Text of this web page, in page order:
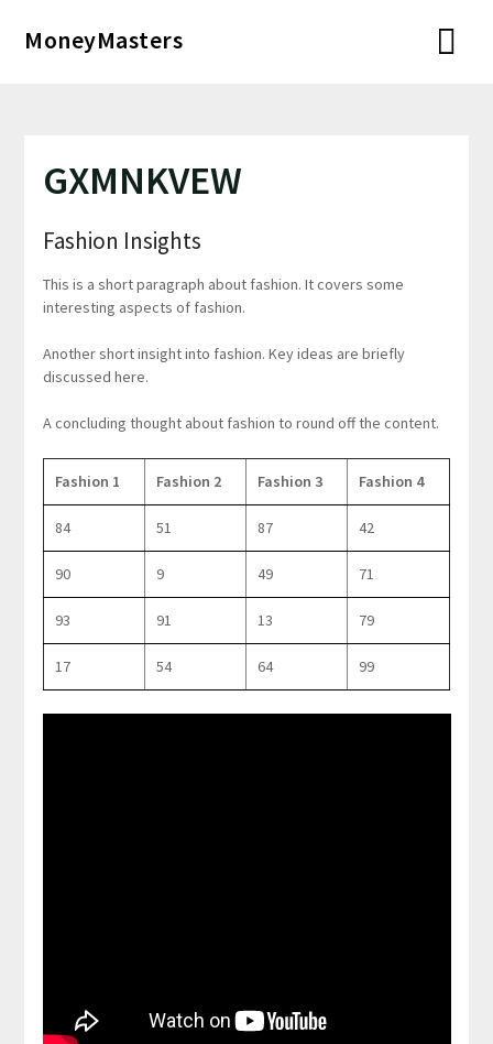
MoneyMasters
GXMNKVEW
Fashion Insights
This is a short paragraph about fashion. It covers some
interesting aspects of fashion.
Another short insight into fashion. Key ideas are briefly
discussed here.
A concluding thought about fashion to round off the content.
Fashion 1 Fashion 2 Fashion 3 Fashion 4
84 51 87 42
90 9 49 71
93 91 13 79
17 54 64 99